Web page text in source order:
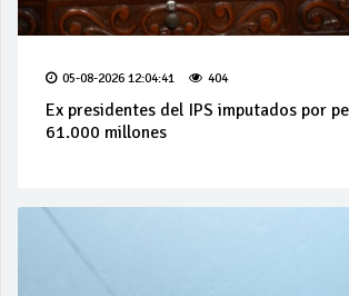
05-08-2026 12:04:41 404
Ex presidentes del IPS imputados por
61.000 millones